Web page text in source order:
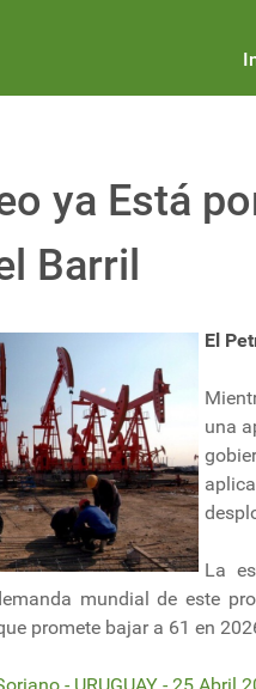
ya Está
Barril
El
una
La
mundial de este
promete bajar a 61 en